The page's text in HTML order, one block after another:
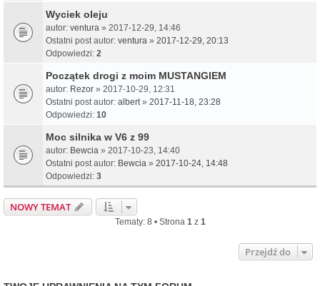
Wyciek oleju
autor: ventura » 2017-12-29, 14:46
Ostatni post autor: ventura » 2017-12-29, 20:13
Odpowiedzi: 2
Początek drogi z moim MUSTANGIEM
autor: Rezor » 2017-10-29, 12:31
Ostatni post autor: albert» 2017-11-18, 23:28
Odpowiedzi: 10
Moc silnika w V6 z 99
autor: Bewcia » 2017-10-23, 14:40
Ostatni post autor: Bewcia » 2017-10-24, 14:48
Odpowiedzi: 3
NOWY TEMAT
Tematy: 8 • Strona 1z 1
Przejdź do